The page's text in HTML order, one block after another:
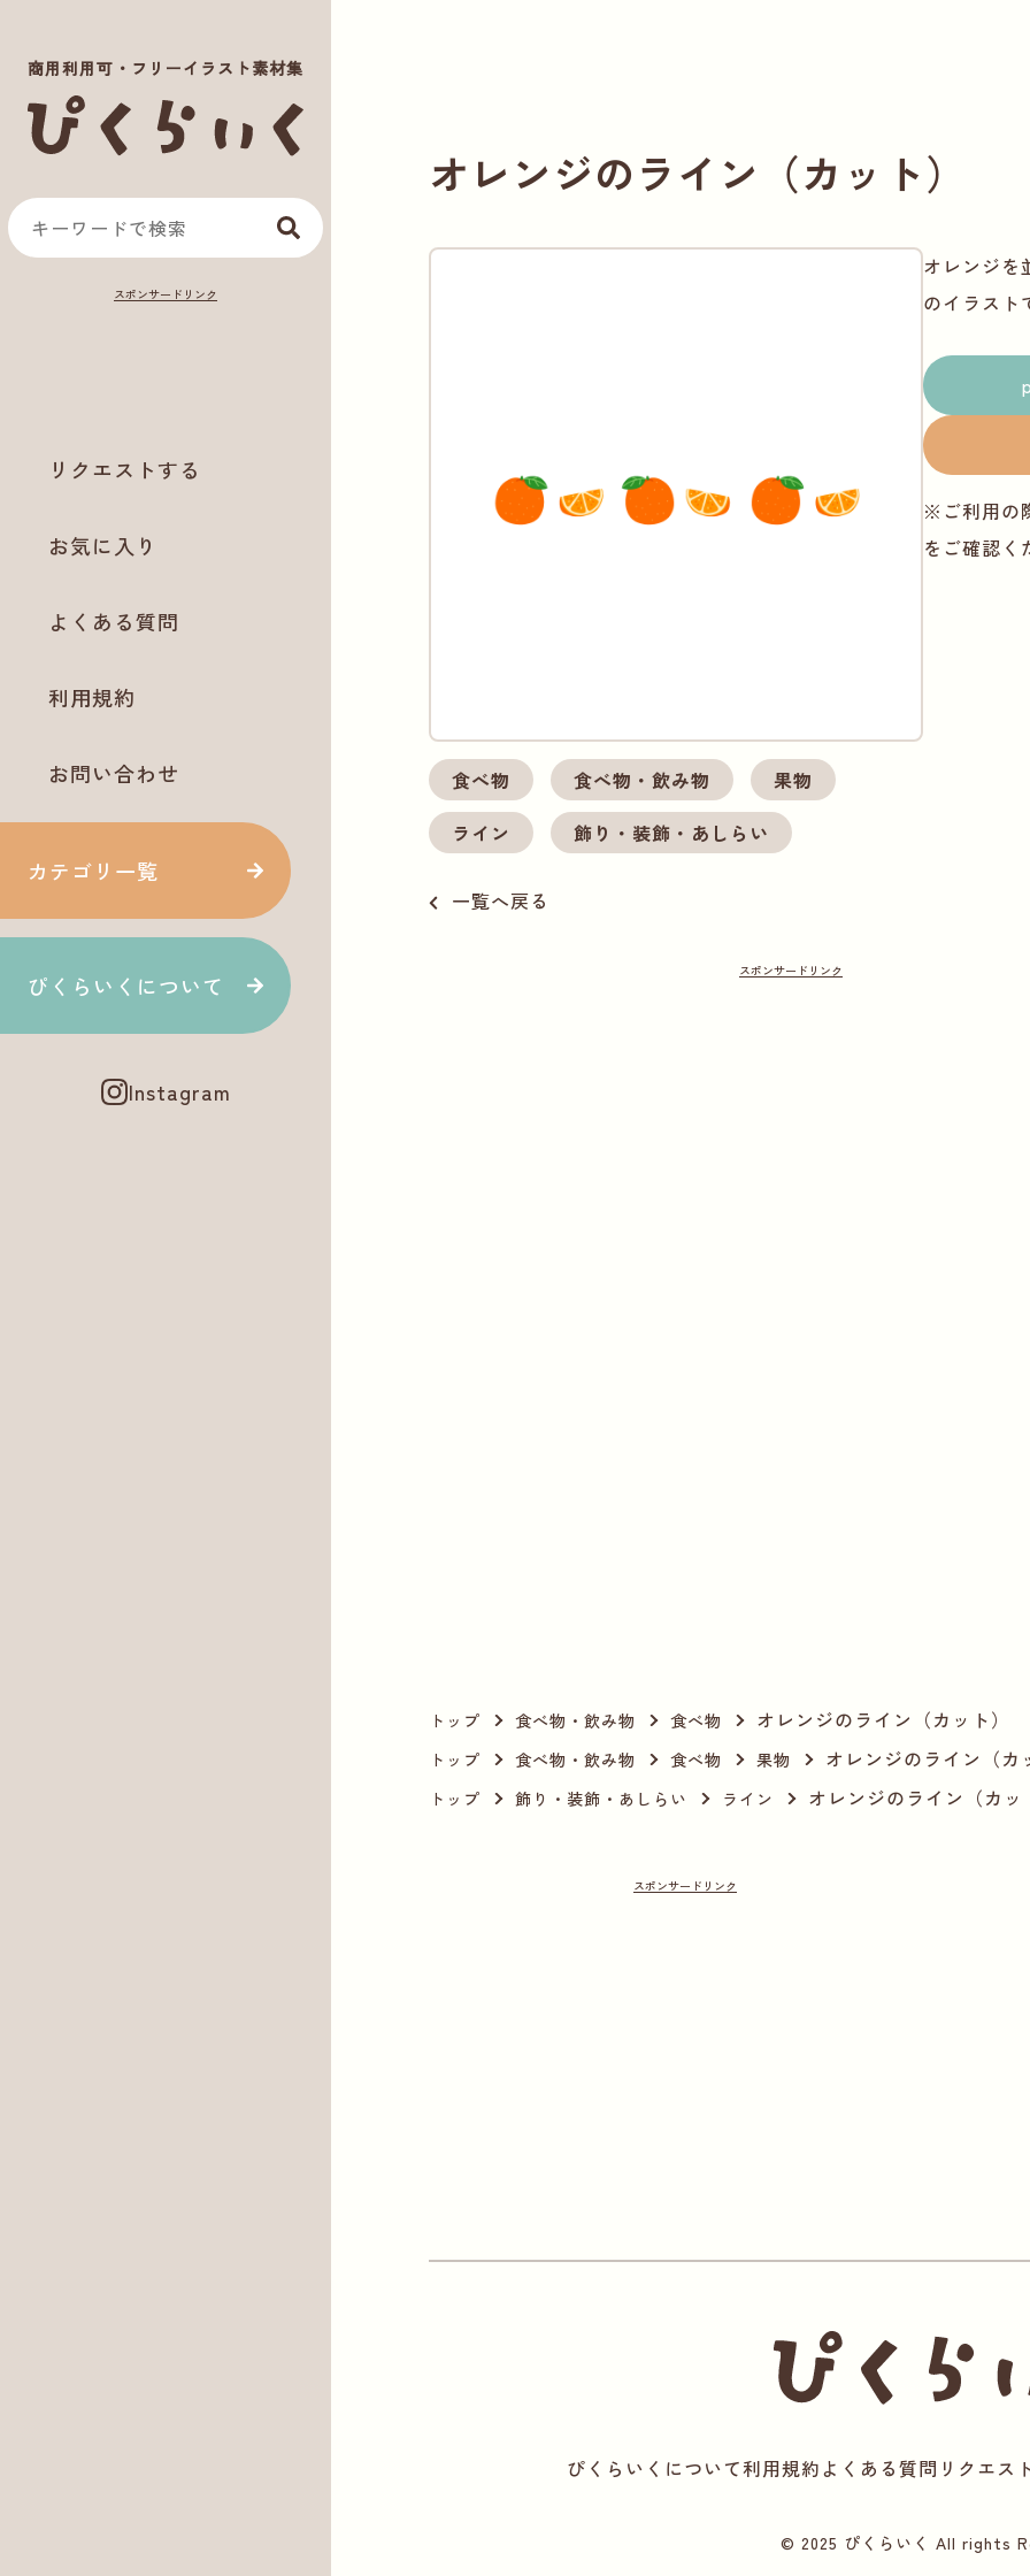
商用利用可・フリーイラスト素材集
リクエストする
お気に入り
よくある質問
利用規約
お問い合わせ
カテゴリ一覧
ぴくらいくについて
Instagram
オレンジのライン（カット）
食べ物 食べ物・飲み物
果物
ライン
飾り・装飾・あしらい
オレンジを
のイラスト
※ご利用の
をご確認く
一覧へ戻る
トップ 食べ物・飲み物 食べ物 オレンジのライン（カット）
トップ 食べ物・飲み物 食べ物 果物 オレンジのライン（カ
トップ 飾り・装飾・あしらい ライン オレンジのライン（カッ
ぴくらいくについて利用規約よくある質問 リクエス
© 2025 ぴくらいく All rights